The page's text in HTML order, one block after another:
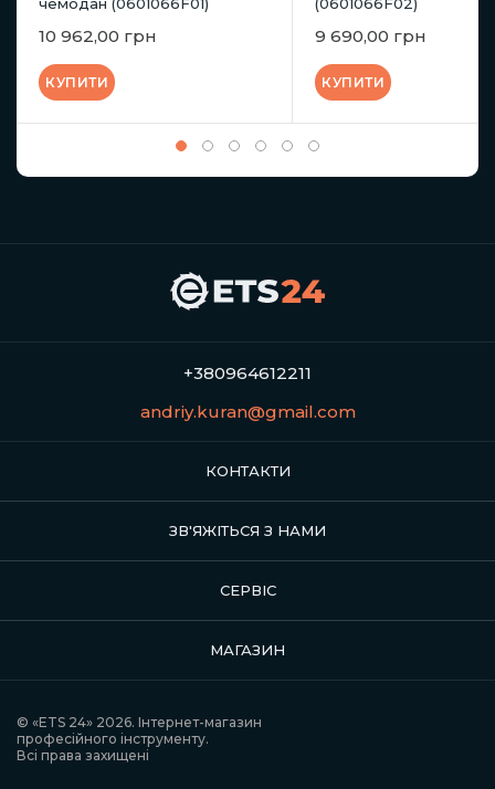
10 962,00 грн
КУПИТИ
9 690,00 грн
КУПИТИ
+380964612211
andriy.kuran@gmail.com
КОНТАКТИ
ЗВ'ЯЖІТЬСЯ З НАМИ
СЕРВІС
МАГАЗИН
© «ETS 24» 2026. Інтернет-магазин
професійного інструменту.
Всі права захищені